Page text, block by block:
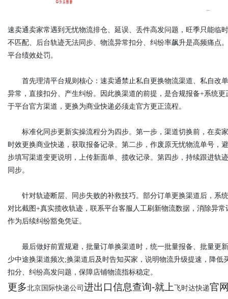
速卖通卖家常遇到无忧物流排仓、延误、丢件高发问题，旺季只能临
不匹配、后台轨迹无法同步、物流异常扣分、纠纷率飙升是高频痛点
平台绩效处罚。
首先理清平台规则核心：速卖通禁止私自更换物流渠道、私自改
异常，直接扣分、产生纠纷。因此换渠道的前提，是合规报备+系统
于平台官方渠道，更换为商业快递必须走官方更正流程。
标准化同步更新实操流程分为四步。第一步，渠道切换前，在卖
时效更换商业快递，获取报备记录。第二步，作废原无忧物流单号，
步填写渠道变更说明，上传新面单、揽收记录。第四步，持续跟进轨
同步。
针对轨迹断层、同步失败的补救技巧。部分订单更换渠道后，系
对比截图+真实揽收轨迹，联系平台客服人工刷新物流数据，消除异
作为后续纠纷豁免凭证。
最后做好前置规避，批量订单换渠道时，统一批量报备、批量更
少中途换渠道频次;换渠道后及时告知买家，说明物流升级提速，降
扣分、纠纷高发问题，保障店铺物流指标稳定。
更多北京国际快递公司 进出口信息查询-就上 飞时达快递官